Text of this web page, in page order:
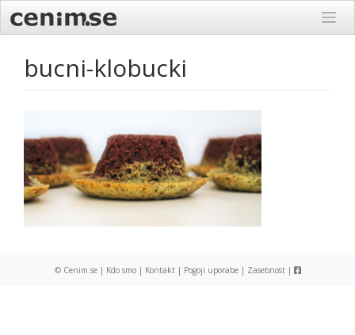
content
bucni-klobucki
© Cenim.se | Kdo smo| Kontakt| Pogoji uporabe| Zasebnost|